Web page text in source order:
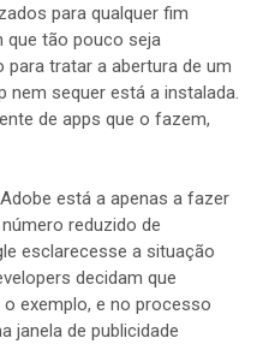
para qualquer fim
que tão pouco seja
tratar a abertura de um
nem sequer está a instalada.
de apps que o fazem,
está a apenas a fazer
reduzido de
esclarecesse a situação
decidam que
exemplo, e no processo
janela de publicidade